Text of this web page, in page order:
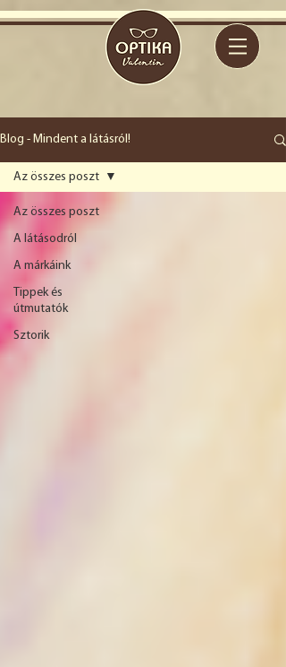
Blog - Mindent a látásról!
Az összes poszt
A látásodról
A márkáink
Tippek és
útmutatók
Sztorik
Az összes poszt